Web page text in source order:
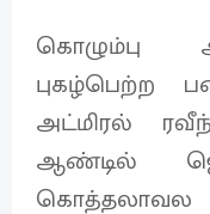
கொழும்பு
புகழ்பெற்ற
அட்மிரல்
ஆண்டில்